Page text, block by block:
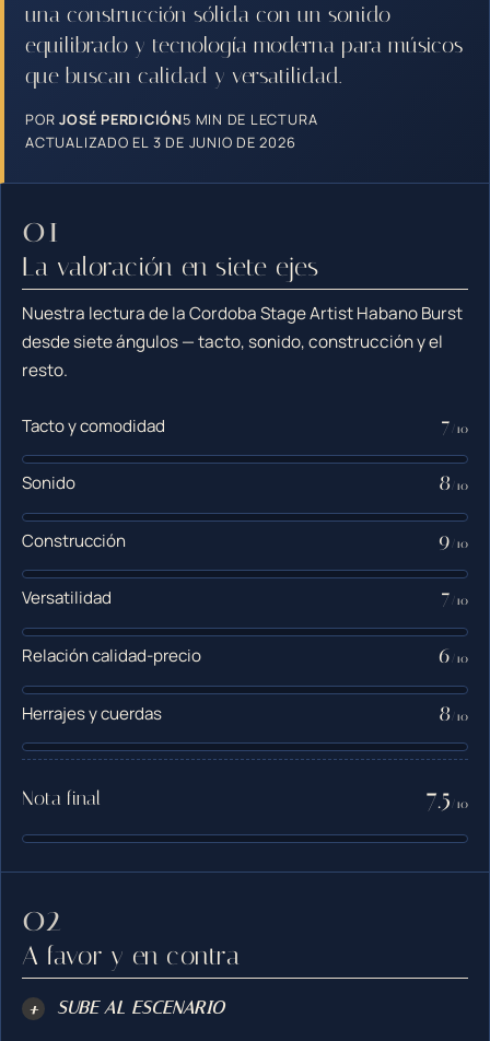
una construcción sólida con un sonido
equilibrado y tecnología moderna para músicos
que buscan calidad y versatilidad.
PORJOSÉ PERDICIÓN5 MIN DE LECTURA
ACTUALIZADO EL 3 DE JUNIO DE 2026
La valoración en siete ejes
Nuestra lectura de la Cordoba Stage Artist Habano Burst
desde siete ángulos — tacto, sonido, construcción y el
resto.
Tacto y comodidad 7/10
Sonido 8/10
Construcción 9/10
Versatilidad 7/10
Relación calidad-precio 6/10
Herrajes y cuerdas 8/10
Nota final 7.5/10
A favor y en contra
+ SUBE AL ESCENARIO